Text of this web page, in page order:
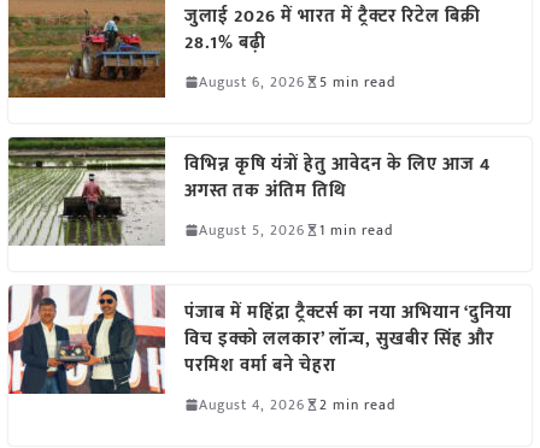
जुलाई 2026 में भारत में ट्रैक्टर रिटेल बिक्री
28.1% बढ़ी
August 6, 2026 5 min read
विभिन्न कृषि यंत्रों हेतु आवेदन के लिए आज 4
अगस्त तक अंतिम तिथि
August 5, 2026 1 min read
पंजाब में महिंद्रा ट्रैक्टर्स का नया अभियान ‘दुनिया
विच इक्को ललकार’ लॉन्च, सुखबीर सिंह और
परमिश वर्मा बने चेहरा
August 4, 2026 2 min read